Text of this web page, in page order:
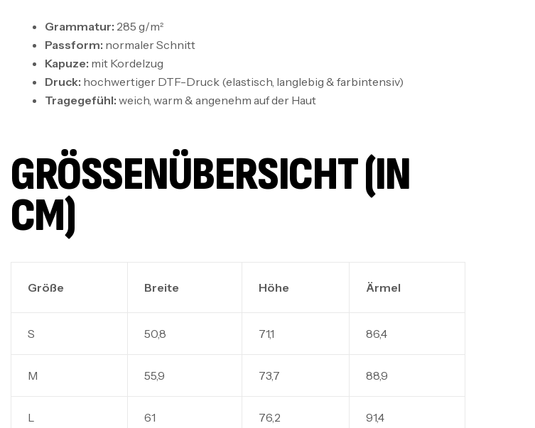
Grammatur: 285 g/m²
Passform: normaler Schnitt
Kapuze: mit Kordelzug
Druck: hochwertiger DTF-Druck (elastisch, langlebig & farbintensiv)
Tragegefühl: weich, warm & angenehm auf der Haut
GRÖSSENÜBERSICHT (IN C
M)
Größe Breite Höhe Ärmel
S 50,8 71,1 86,4
M 55,9 73,7 88,9
L 61 76,2 91,4